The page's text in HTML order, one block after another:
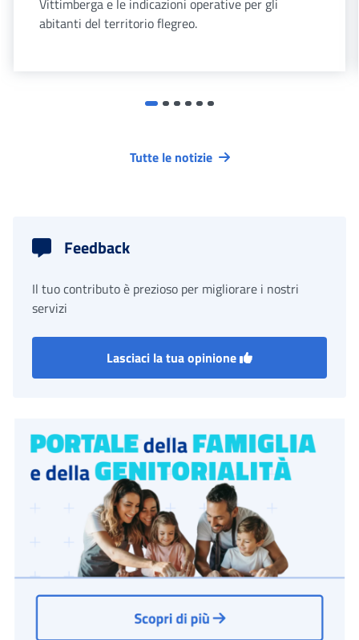
Vittimberga e le indicazioni operative per gli
abitanti del territorio flegreo.
Tutte le notizie
Feedback
Il tuo contributo è prezioso per migliorare i nostri
servizi
Lasciaci la tua opinione